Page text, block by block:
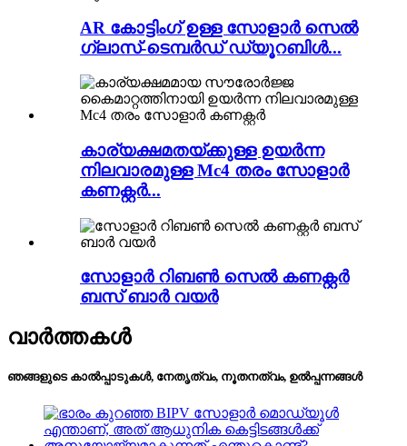
AR കോട്ടിംഗ് ഉള്ള സോളാർ സെൽ
ഗ്ലാസ്-ടെമ്പർഡ് ഡ്യൂറബിൾ...
കാര്യക്ഷമതയ്‌ക്കുള്ള ഉയർന്ന
നിലവാരമുള്ള Mc4 തരം സോളാർ
കണക്റ്റർ...
സോളാർ റിബൺ സെൽ കണക്റ്റർ
ബസ് ബാർ വയർ
വാർത്തകൾ
ഞങ്ങളുടെ കാൽപ്പാടുകൾ, നേതൃത്വം, നൂതനത്വം, ഉൽപ്പന്നങ്ങൾ